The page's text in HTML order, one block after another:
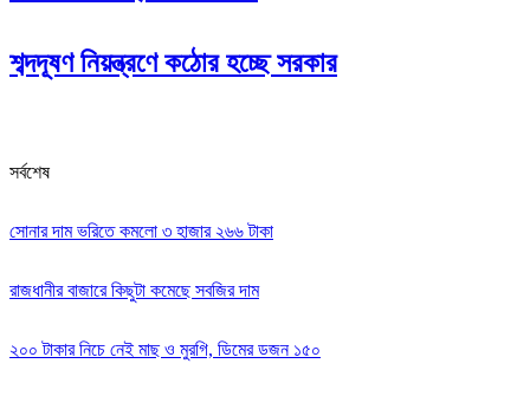
শব্দদূষণ নিয়ন্ত্রণে কঠোর হচ্ছে সরকার
সর্বশেষ
সোনার দাম ভরিতে কমলো ৩ হাজার ২৬৬ টাকা
রাজধানীর বাজারে কিছুটা কমেছে সবজির দাম
২০০ টাকার নিচে নেই মাছ ও মুরগি, ডিমের ডজন ১৫০